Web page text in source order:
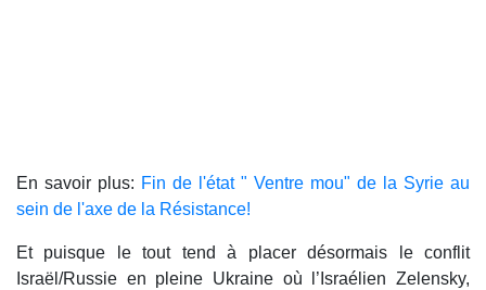
En savoir plus: Fin de l'état " Ventre mou" de la Syrie au
sein de l'axe de la Résistance!
Et puisque le tout tend à placer désormais le conflit
Israël/Russie en pleine Ukraine où l’Israélien Zelensky,